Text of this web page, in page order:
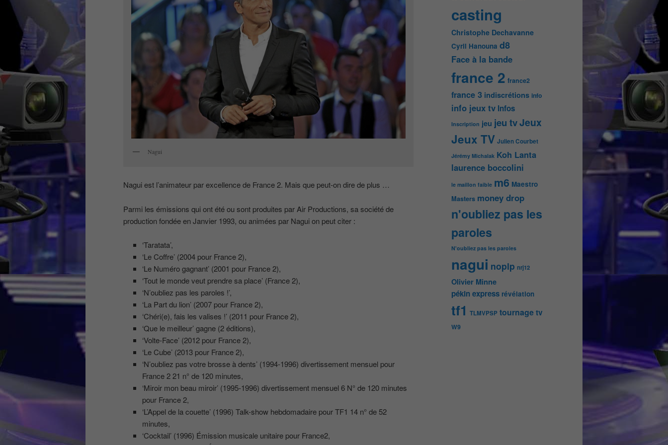
Nagui
Nagui est l’animateur par excellence de France 2. Mais que peut-on dire de plus …
Parmi les émissions qui ont été ou sont produites par Air Productions, sa société de
production fondée en Janvier 1993, ou animées par Nagui on peut citer :
‘Taratata’,
‘Le Coffre’ (2004 pour France 2),
‘Le Numéro gagnant’ (2001 pour France 2),
‘Tout le monde veut prendre sa place’ (France 2),
‘N’oubliez pas les paroles !’,
‘La Part du lion’ (2007 pour France 2),
‘Chéri(e), fais les valises !’ (2011 pour France 2),
‘Que le meilleur’ gagne (2 éditions),
‘Volte-Face’ (2012 pour France 2),
‘Le Cube’ (2013 pour France 2),
‘N’oubliez pas votre brosse à dents’ (1994-1996) divertissement mensuel pour
France 2 21 n° de 120 minutes,
‘Miroir mon beau miroir’ (1995-1996) divertissement mensuel 6 N° de 120 minutes
pour France 2,
‘L’Appel de la couette’ (1996) Talk-show hebdomadaire pour TF1 14 n° de 52
minutes,
‘Cocktail’ (1996) Émission musicale unitaire pour France2,
casting
Christophe Dechavanne
Cyril Hanouna d8
Face à la bande
france 2 france2
france 3 indiscrétions info
info jeux tv Infos
Inscription jeu jeu tvJeux
Jeux TV Julien Courbet
Jérémy Michalak Koh Lanta
laurence boccolini
le maillon faible m6 Maestro
Masters money drop
n'oubliez pas les
paroles
N'oubliez pas les paroles
nagui noplp nrj12
Olivier Minne
pékin express révélation
tf1 TLMVPSP tournagetv
W9